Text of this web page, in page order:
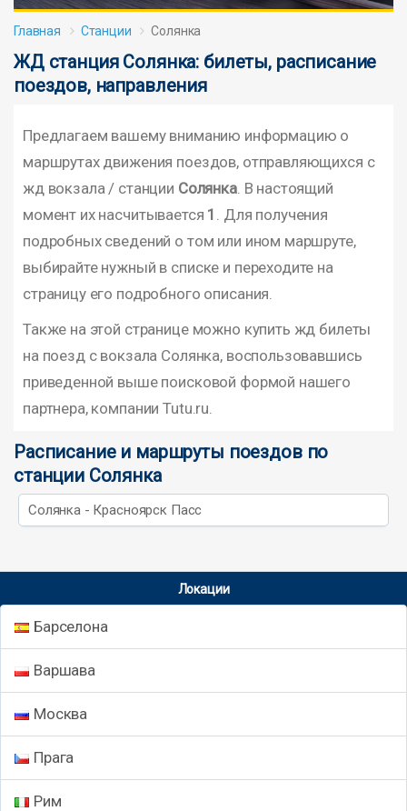
Главная Станции Солянка
ЖД станция Солянка: билеты, расписание
поездов, направления
Предлагаем вашему вниманию информацию о
маршрутах движения поездов, отправляющихся с
жд вокзала / станции Солянка. В настоящий
момент их насчитывается 1 . Для получения
подробных сведений о том или ином маршруте,
выбирайте нужный в списке и переходите на
страницу его подробного описания.
Также на этой странице можно купить жд билеты
на поезд с вокзала Солянка, воспользовавшись
приведенной выше поисковой формой нашего
партнера, компании Tutu.ru.
Расписание и маршруты поездов по
станции Солянка
Солянка - Красноярск Пасс
Локации
Барселона
Варшава
Москва
Прага
Рим